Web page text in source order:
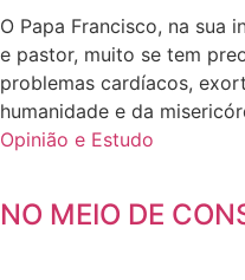
O Papa Francisco, na sua
e pastor, muito se tem
problemas cardíacos,
humanidade e da
Opinião e Estudo
NO MEIO DE